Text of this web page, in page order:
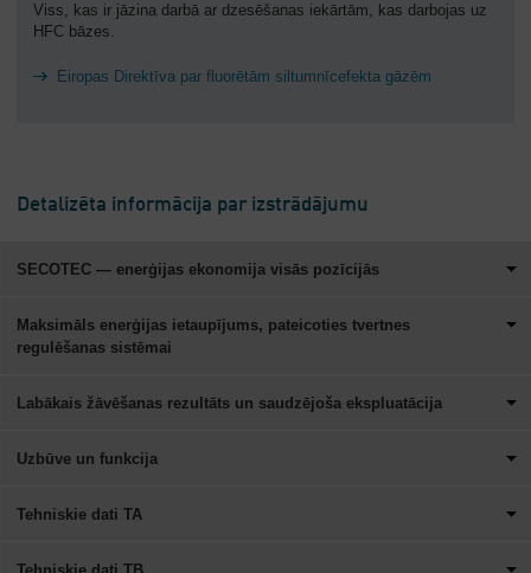
Viss, kas ir jāzina darbā ar dzesēšanas iekārtām, kas darbojas uz
HFC bāzes.
Eiropas Direktīva par fluorētām siltumnīcefekta gāzēm
Detalizēta informācija par izstrādājumu
SECOTEC — enerģijas ekonomija visās pozīcijās
Maksimāls enerģijas ietaupījums, pateicoties tvertnes
regulēšanas sistēmai
Labākais žāvēšanas rezultāts un saudzējoša ekspluatācija
Uzbūve un funkcija
Tehniskie dati TA